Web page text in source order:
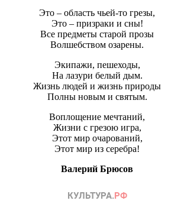
Это – область чьей-то грезы,
Это – призраки и сны!
Все предметы старой прозы
Волшебством озарены.
Экипажи, пешеходы,
На лазури белый дым.
Жизнь людей и жизнь природы
Полны новым и святым.
Воплощение мечтаний,
Жизни с грезою игра,
Этот мир очарований,
Этот мир из серебра!
Валерий Брюсов